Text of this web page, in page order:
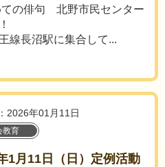
ての俳句 北野市民センター
線長沼駅に集合して...
2026年01月11日
教育
1月11日（日）定例活動